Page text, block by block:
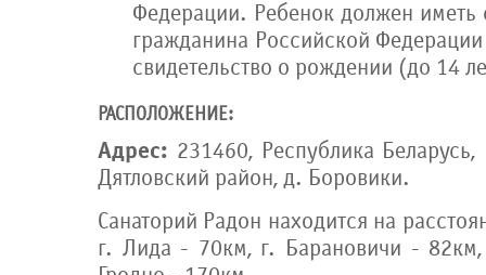
Федерации. Ребенок должен иметь
гражданина Российской
свидетельство о рождении (до 14
РАСПОЛОЖЕНИЕ:
Адрес: 231460, Республика Беларусь,
Дятловский район, д. Боровики.
Санаторий Радон находится на
г. Лида - 70км, г. Барановичи -